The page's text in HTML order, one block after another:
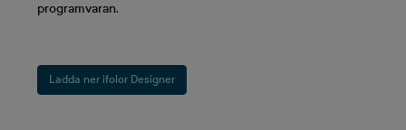
programvaran.
Ladda ner ifolor Designer